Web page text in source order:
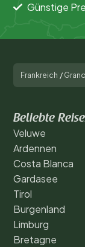
Günstige
Frankreich /
Beliebte
Veluwe
Ardennen
Costa Blanca
Gardasee
Tirol
Burgenland
Limburg
Bretagne